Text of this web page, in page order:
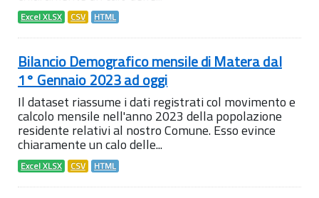
Excel XLSX CSV HTML
Bilancio Demografico mensile di Matera dal
1° Gennaio 2023 ad oggi
Il dataset riassume i dati registrati col movimento e
calcolo mensile nell'anno 2023 della popolazione
residente relativi al nostro Comune. Esso evince
chiaramente un calo delle...
Excel XLSX CSV HTML